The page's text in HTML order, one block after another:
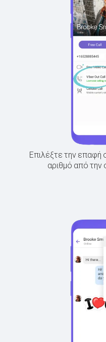
Επιλέξτε την επαφή
αριθμό από